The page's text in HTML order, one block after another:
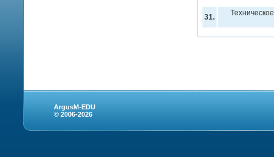
31.
ArgusM-EDU
© 2006-2026